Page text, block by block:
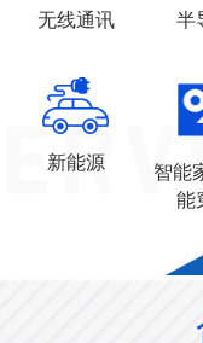
无线通讯 半
新能源
智能
能